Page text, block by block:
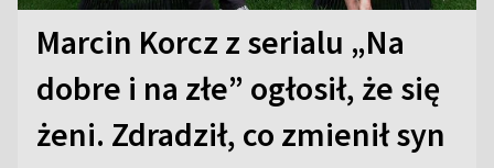
Marcin Korcz z serialu „Na
dobre i na złe” ogłosił, że się
żeni. Zdradził, co zmienił syn